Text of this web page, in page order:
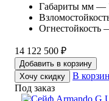
Габариты мм —
Огнестойкость
14 122 500 ₽
Добавить в корзину
Хочу скидку
В
Под заказ